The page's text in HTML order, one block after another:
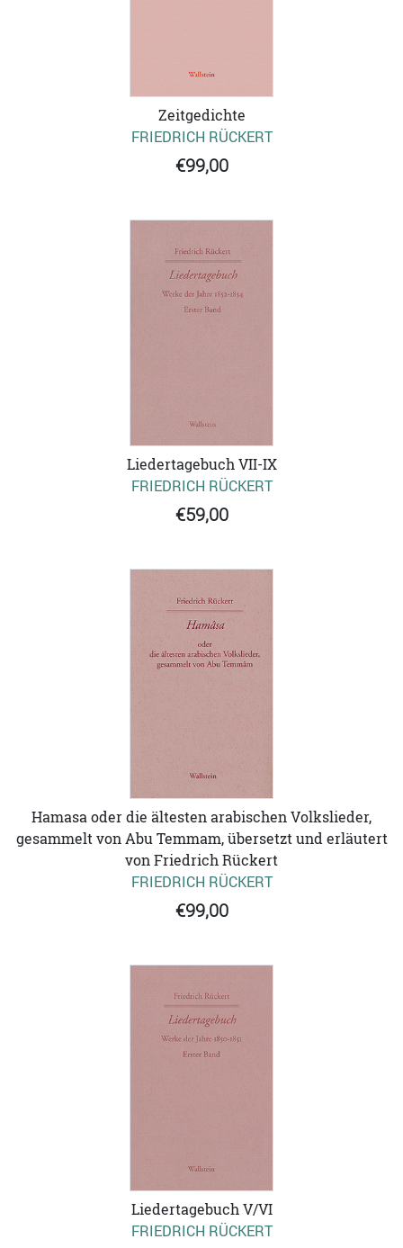
Zeitgedichte
FRIEDRICH RÜCKERT
€99,00
Liedertagebuch VII-IX
FRIEDRICH RÜCKERT
€59,00
Hamasa oder die ältesten arabischen Volkslieder,
gesammelt von Abu Temmam, übersetzt und erläutert
von Friedrich Rückert
FRIEDRICH RÜCKERT
€99,00
Liedertagebuch V/VI
FRIEDRICH RÜCKERT